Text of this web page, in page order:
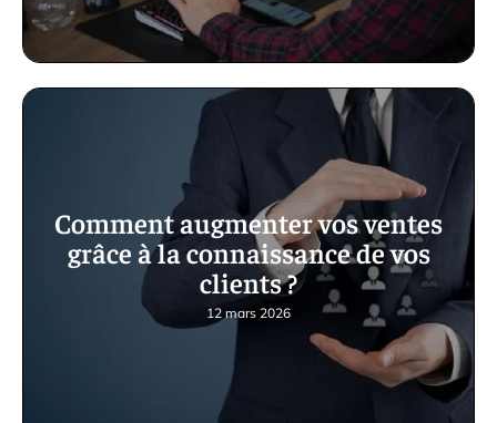
Comment augmenter vos ventes
grâce à la connaissance de vos
clients ?
12 mars 2026